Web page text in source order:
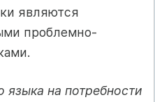
являются
проблемно-
языка на потребности